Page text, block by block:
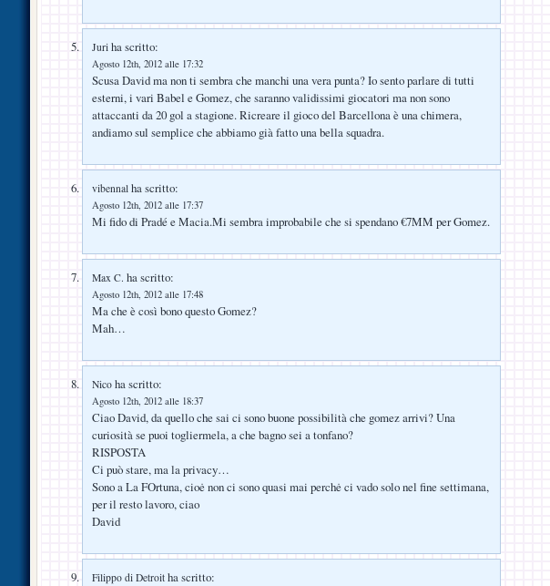
Juri ha scritto:
Agosto 12th, 2012 alle 17:32
Scusa David ma non ti sembra che manchi una vera punta? Io sento parlare di tutti
esterni, i vari Babel e Gomez, che saranno validissimi giocatori ma non sono
attaccanti da 20 gol a stagione. Ricreare il gioco del Barcellona è una chimera,
andiamo sul semplice che abbiamo già fatto una bella squadra.
vibennal ha scritto:
Agosto 12th, 2012 alle 17:37
Mi fido di Pradé e Macia.Mi sembra improbabile che si spendano €7MM per Gomez.
Max C. ha scritto:
Agosto 12th, 2012 alle 17:48
Ma che è così bono questo Gomez?
Mah…
Nico ha scritto:
Agosto 12th, 2012 alle 18:37
Ciao David, da quello che sai ci sono buone possibilità che gomez arrivi? Una
curiosità se puoi togliermela, a che bagno sei a tonfano?
RISPOSTA
Ci può stare, ma la privacy…
Sono a La FOrtuna, cioė non ci sono quasi mai perchė ci vado solo nel fine settimana,
per il resto lavoro, ciao
David
Filippo di Detroit ha scritto: